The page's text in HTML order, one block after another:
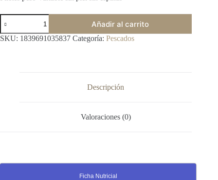
Tilapia
kg
cantidad
Añadir al carrito
SKU: 1839691035837 Categoría: Pescados
Descripción
Valoraciones (0)
Ficha Nutricial